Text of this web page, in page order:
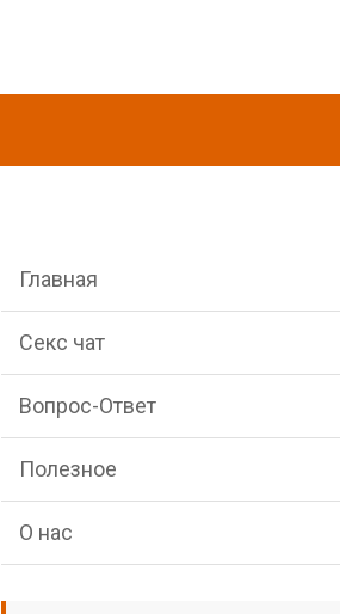
Главная
Секс чат
Вопрос-Ответ
Полезное
О нас